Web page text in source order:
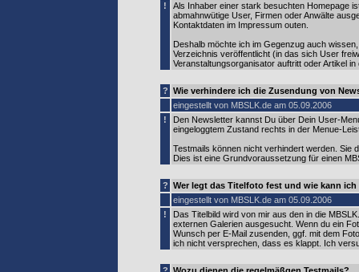
!
Als Inhaber einer stark besuchten Homepage
abmahnwütige User, Firmen oder Anwälte
Kontaktdaten im Impressum outen.
Deshalb möchte ich im Gegenzug auch
Verzeichnis veröffentlicht (in das sich User
Veranstaltungsorganisator auftritt oder Artikel
? Wie verhindere ich die Zusendung von
eingestellt von MBSLK.de am 05.09.2006
!
Den Newsletter kannst Du über Dein User-
eingeloggtem Zustand rechts in der Menue-
Testmails können nicht verhindert werden. Sie
Dies ist eine Grundvoraussetzung für einen
? Wer legt das Titelfoto fest und wie kann
eingestellt von MBSLK.de am 05.09.2006
!
Das Titelbild wird von mir aus den in die
externen Galerien ausgesucht. Wenn du ein
Wunsch per E-Mail zusenden, ggf. mit dem
ich nicht versprechen, dass es klappt. Ich